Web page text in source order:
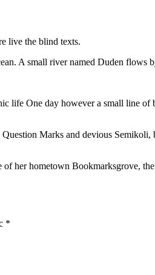
live the blind texts.
A small river named Duden flows
life One day however a small line
Marks and devious
her hometown Bookmarksgrove,
*